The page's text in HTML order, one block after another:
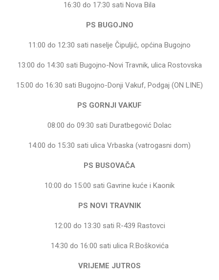
16:30 do 17:30 sati Nova Bila
PS BUGOJNO
11:00 do 12:30 sati naselje Čipuljić, općina Bugojno
13:00 do 14:30 sati Bugojno-Novi Travnik, ulica Rostovska
15:00 do 16:30 sati Bugojno-Donji Vakuf, Podgaj (ON LINE)
PS GORNJI VAKUF
08:00 do 09:30 sati Duratbegović Dolac
14:00 do 15:30 sati ulica Vrbaska (vatrogasni dom)
PS BUSOVAČA
10:00 do 15:00 sati Gavrine kuće i Kaonik
PS NOVI TRAVNIK
12:00 do 13:30 sati R-439 Rastovci
14:30 do 16:00 sati ulica R.Boškovića
VRIJEME JUTROS